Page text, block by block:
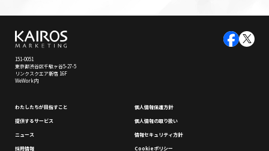
151-0051
東京都渋谷区千駄ヶ谷5-27-5
リンクスクエア新宿 16F
WeWork内
わたしたちが⽬指すこと
提供するサービス
ニュース
採⽤情報
個⼈情報保護⽅針
個⼈情報の取り扱い
情報セキュリティ⽅針
Cookieポリシー